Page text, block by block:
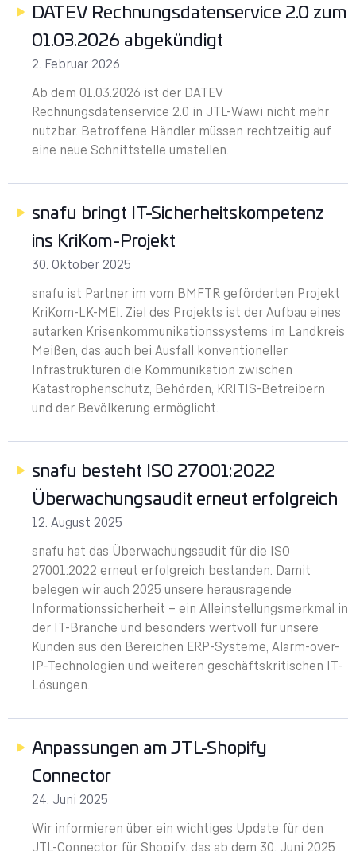
DATEV Rechnungsdatenservice 2.0 zum
01.03.2026 abgekündigt
2. Februar 2026
Ab dem 01.03.2026 ist der DATEV
Rechnungsdatenservice 2.0 in JTL-Wawi nicht mehr
nutzbar. Betroffene Händler müssen rechtzeitig auf
eine neue Schnittstelle umstellen.
snafu bringt IT-Sicherheitskompetenz
ins KriKom-Projekt
30. Oktober 2025
snafu ist Partner im vom BMFTR geförderten Projekt
KriKom-LK-MEI. Ziel des Projekts ist der Aufbau eines
autarken Krisenkommunikationssystems im Landkreis
Meißen, das auch bei Ausfall konventioneller
Infrastrukturen die Kommunikation zwischen
Katastrophenschutz, Behörden, KRITIS-Betreibern
und der Bevölkerung ermöglicht.
snafu besteht ISO 27001:2022
Überwachungsaudit erneut erfolgreich
12. August 2025
snafu hat das Überwachungsaudit für die ISO
27001:2022 erneut erfolgreich bestanden. Damit
belegen wir auch 2025 unsere herausragende
Informationssicherheit – ein Alleinstellungsmerkmal in
der IT-Branche und besonders wertvoll für unsere
Kunden aus den Bereichen ERP-Systeme, Alarm-over-
IP-Technologien und weiteren geschäftskritischen IT-
Lösungen.
Anpassungen am JTL-Shopify
Connector
24. Juni 2025
Wir informieren über ein wichtiges Update für den
JTL-Connector für Shopify, das ab dem 30. Juni 2025